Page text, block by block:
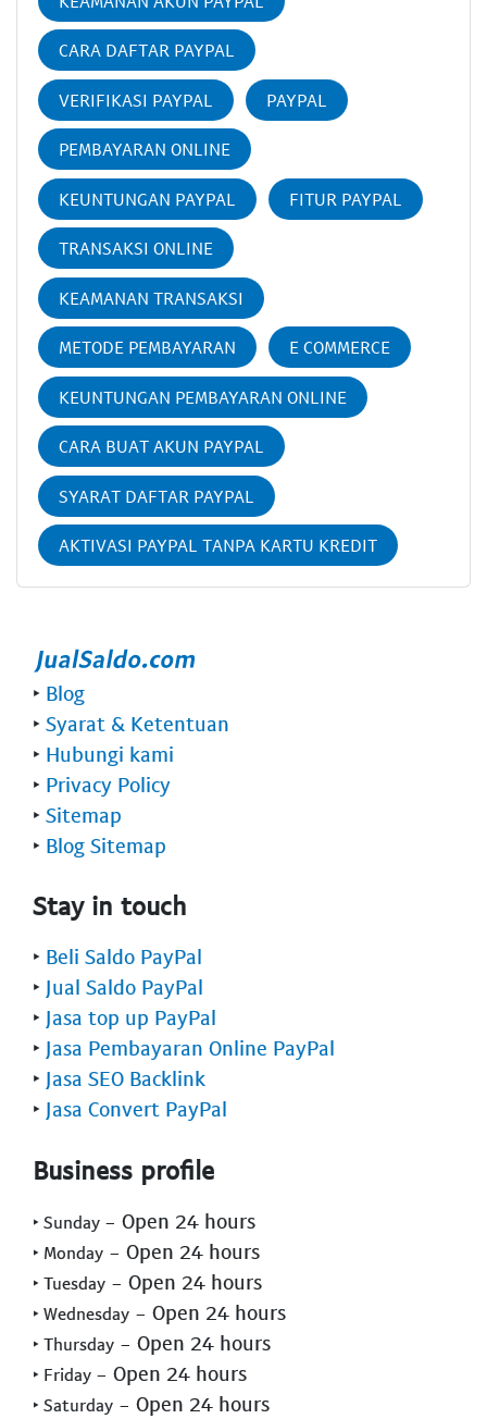
CARA DAFTAR PAYPAL
VERIFIKASI PAYPAL PAYPAL
PEMBAYARAN ONLINE
KEUNTUNGAN PAYPAL FITUR PAYPAL
TRANSAKSI ONLINE
KEAMANAN TRANSAKSI
METODE PEMBAYARAN E COMMERCE
KEUNTUNGAN PEMBAYARAN ONLINE
CARA BUAT AKUN PAYPAL
SYARAT DAFTAR PAYPAL
AKTIVASI PAYPAL TANPA KARTU KREDIT
‣ Blog
‣ Syarat & Ketentuan
‣ Hubungi kami
‣ Privacy Policy
‣ Sitemap
‣ Blog Sitemap
Stay in touch
‣ Beli Saldo PayPal
‣ Jual Saldo PayPal
‣ Jasa top up PayPal
‣ Jasa Pembayaran Online PayPal
‣ Jasa SEO Backlink
‣ Jasa Convert PayPal
Business profile
‣ Sunday - Open 24 hours
‣ Monday - Open 24 hours
‣ Tuesday - Open 24 hours
‣ Wednesday - Open 24 hours
‣ Thursday - Open 24 hours
‣ Friday - Open 24 hours
‣ Saturday - Open 24 hours